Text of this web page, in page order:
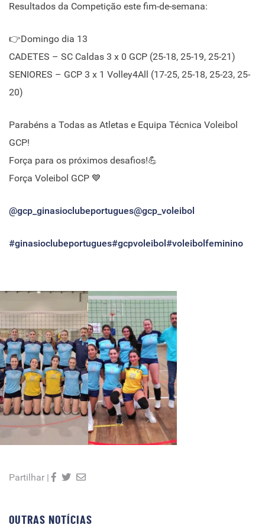
Resultados da Competição este fim-de-semana:
👉Domingo dia 13
CADETES – SC Caldas 3 x 0 GCP (25-18, 25-19, 25-21)
SENIORES – GCP 3 x 1 Volley4All (17-25, 25-18, 25-23, 25-
20)
Parabéns a Todas as Atletas e Equipa Técnica Voleibol
GCP!
Força para os próximos desafios!💪
Força Voleibol GCP 💙
@gcp_ginasioclubeportugues@gcp_voleibol
#ginasioclubeportugues#gcpvoleibol#voleibolfeminino
Partilhar |
OUTRAS NOTÍCIAS